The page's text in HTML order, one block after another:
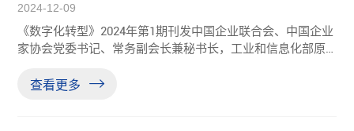
优势 推进企业更快成长更好发展
2024-12-09
《数字化转型》2024年第1期刊发中国企业联合会、中国企业
家协会党委书记、常务副会长兼秘书长，工业和信息化部原
经济深度融合的新优势 推进企业更快成长更好发展》，全文
查看更多